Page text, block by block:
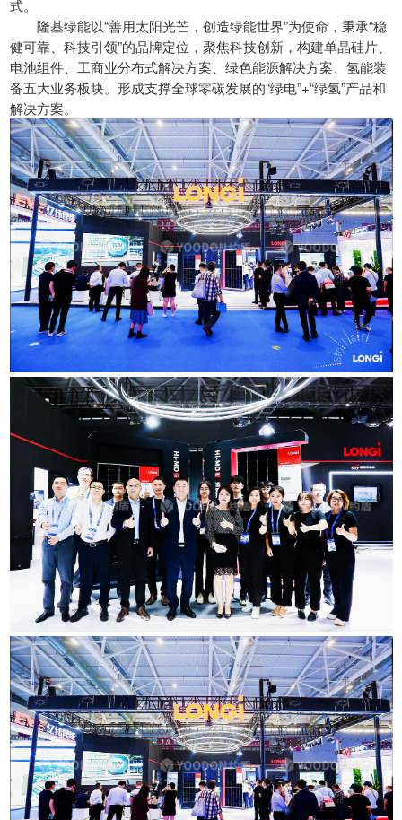
式。
隆基绿能以“善用太阳光芒，创造绿能世界”为使命，秉承“稳
健可靠、科技引领”的品牌定位，聚焦科技创新，构建单晶硅片、
电池组件、工商业分布式解决方案、绿色能源解决方案、氢能装
备五大业务板块。形成支撑全球零碳发展的“绿电”+“绿氢”产品和
解决方案。